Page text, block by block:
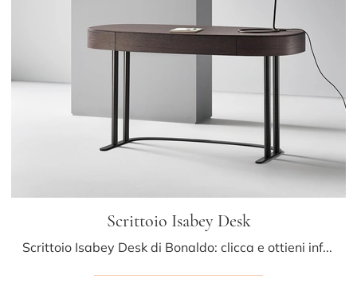
Scrittoio Isabey Desk
Scrittoio Isabey Desk di Bonaldo: clicca e ottieni informazioni sui Complementi e scrittoi moderni in legno del rinomato brand!